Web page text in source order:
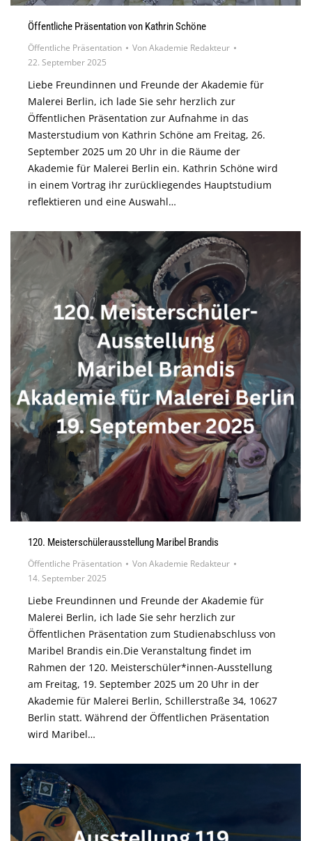
Öffentliche Präsentation von Kathrin Schöne
Öffentliche Präsentation VonAkademie Redakteur
22. September 2025
Liebe Freundinnen und Freunde der Akademie für
Malerei Berlin, ich lade Sie sehr herzlich zur
Öffentlichen Präsentation zur Aufnahme in das
Masterstudium von Kathrin Schöne am Freitag, 26.
September 2025 um 20 Uhr in die Räume der
Akademie für Malerei Berlin ein. Kathrin Schöne wird
in einem Vortrag ihr zurückliegendes Hauptstudium
reflektieren und eine Auswahl…
120. Meisterschülerausstellung Maribel Brandis
Öffentliche Präsentation VonAkademie Redakteur
14. September 2025
Liebe Freundinnen und Freunde der Akademie für
Malerei Berlin, ich lade Sie sehr herzlich zur
Öffentlichen Präsentation zum Studienabschluss von
Maribel Brandis ein.Die Veranstaltung findet im
Rahmen der 120. Meisterschüler*innen-Ausstellung
am Freitag, 19. September 2025 um 20 Uhr in der
Akademie für Malerei Berlin, Schillerstraße 34, 10627
Berlin statt. Während der Öffentlichen Präsentation
wird Maribel…